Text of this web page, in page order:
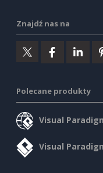
Znajdź nas na
Polecane produkty
Visual
Visual